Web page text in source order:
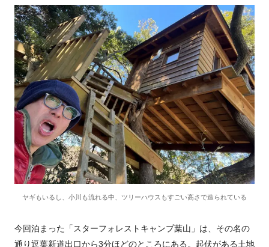
ヤギもいるし、小川も流れる中、ツリーハウスもすごい高さで造られている
今回泊まった「スターフォレストキャンプ葉山」は、その名の
通り逗葉新道出口から3分ほどのところにある。起伏がある土地